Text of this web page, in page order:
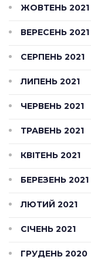
ЖОВТЕНЬ 2021
ВЕРЕСЕНЬ 2021
СЕРПЕНЬ 2021
ЛИПЕНЬ 2021
ЧЕРВЕНЬ 2021
ТРАВЕНЬ 2021
КВІТЕНЬ 2021
БЕРЕЗЕНЬ 2021
ЛЮТИЙ 2021
СІЧЕНЬ 2021
ГРУДЕНЬ 2020